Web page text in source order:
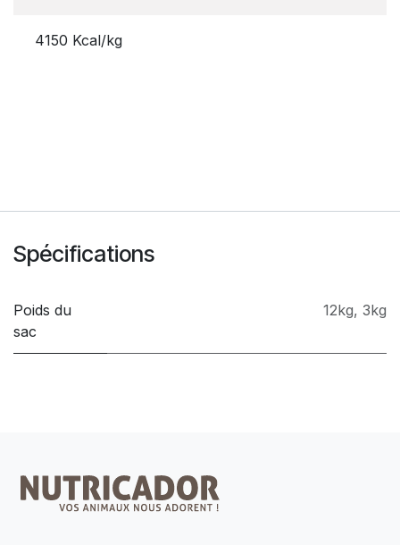
4150 Kcal/kg
Spécifications
Poids du
sac
12kg, 3kg